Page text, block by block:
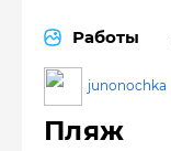
Работы
junonochka
Пляж